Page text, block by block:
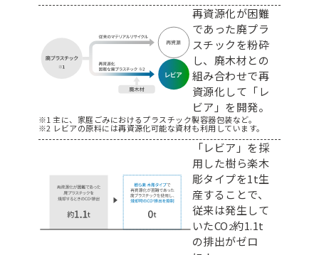
再資源化が困難
であった廃プラ
スチックを粉砕
し、廃木材との
組み合わせで再
資源化して「レ
ビア」を開発。
※1 主に、家庭ごみにおけるプラスチック製容器包装など。
※2 レビアの原料には再資源化可能な資材も利用しています。
「レビア」を採
用した樹ら楽木
彫タイプを1t生
産することで、
従来は発生して
いたCO2約1.1t
の排出がゼロ